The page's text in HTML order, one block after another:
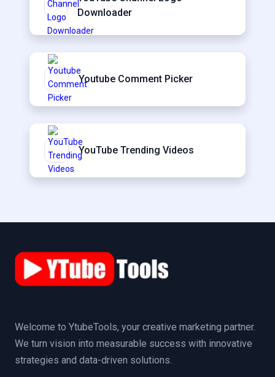
Downloader
Youtube Comment Picker
YouTube Trending Videos
Welcome to YtubeTools, your creative marketing partner.
We turn vision into measurable success with innovative
strategies and data-driven solutions.